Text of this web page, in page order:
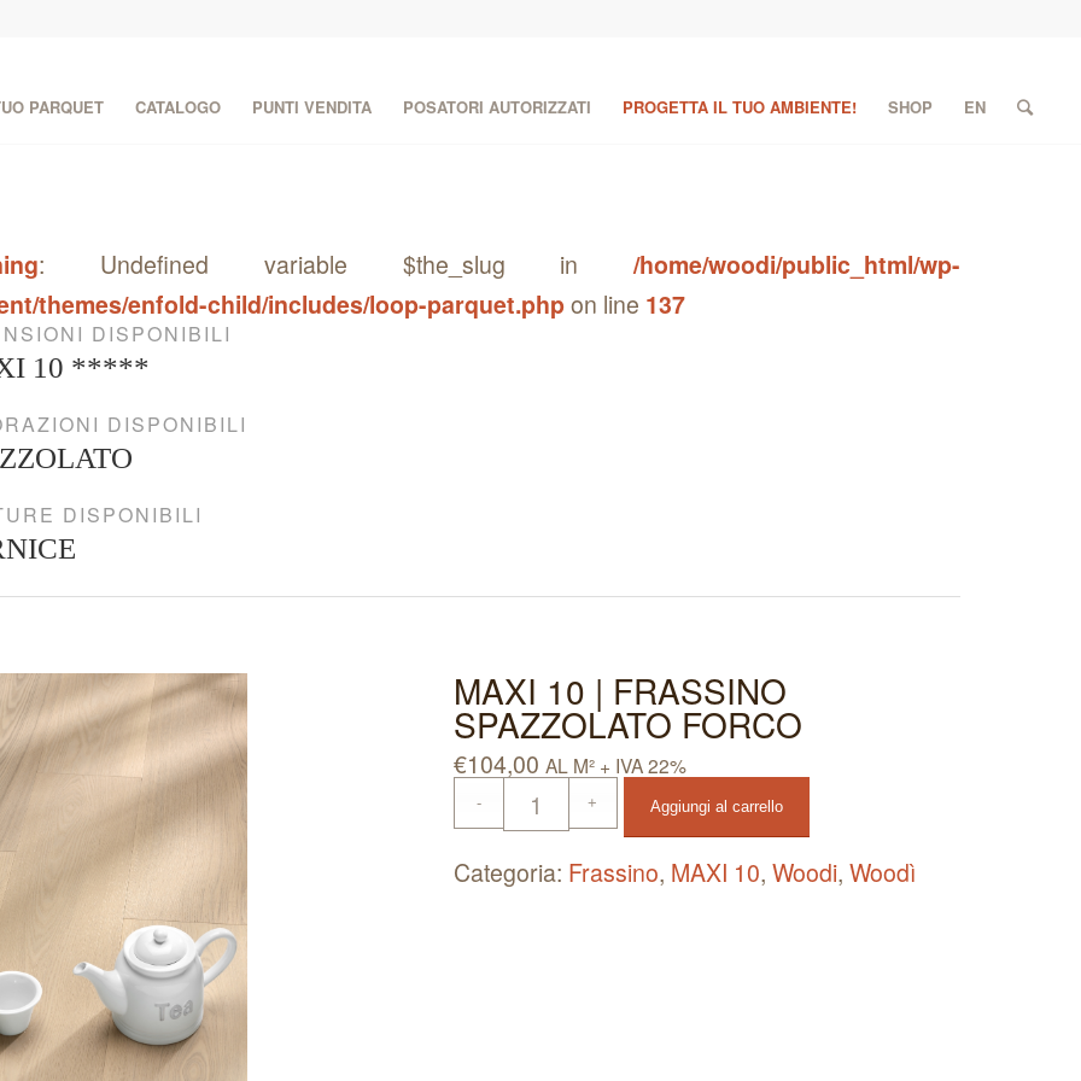
PARQUET CATALOGO PUNTI VENDITA POSATORI AUTORIZZATI PROGETTA IL TUO AMBIENTE! SHOP EN
: Undefined variable $the_slug in /home/woodi/public_html/wp-
themes/enfold-child/includes/loop-parquet.phpon line 137
DISPONIBILI
10 *****
DISPONIBILI
DISPONIBILI
MAXI 10 | FRASSINO
SPAZZOLATO FORCO
€104,00 AL M² + IVA 22%
Aggiungi al carrello
Categoria: Frassino, MAXI 10, Woodi, Woodì